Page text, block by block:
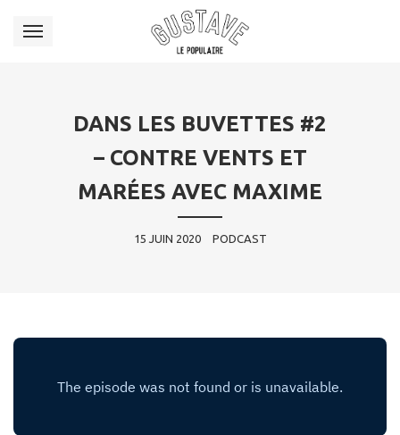
DANS LES BUVETTES #2
– CONTRE VENTS ET
MARÉES AVEC MAXIME
15 JUIN 2020 PODCAST